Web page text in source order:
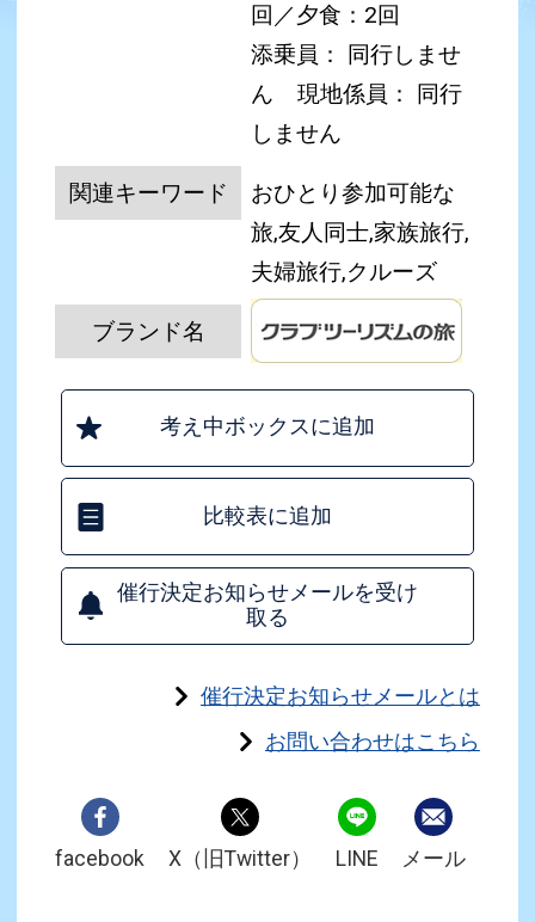
回／夕食：2回
添乗員： 同行しませ
ん
現地係員： 同行
しません
関連キーワード
おひとり参加可能な
旅,友人同士,家族旅行,
夫婦旅行,クルーズ
ブランド名
考え中ボックスに追加
比較表に追加
催行決定お知らせメールを受け
取る
催行決定お知らせメールとは
お問い合わせはこちら
facebook X（旧Twitter） LINE メール